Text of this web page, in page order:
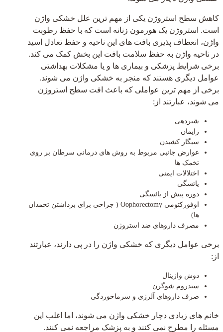
کاهش سطح استروژن یکی از مهم ترین علل خشکی واژن
است. استروژن یک هورمون زنانه است که با حفظ رطوبت
واژن، انعطاف پذیری بافت های این ناحیه و حفظ تعادل اسید
در ناحیه واژن به حفظ سلامت بافت این بخش کمک می کند.
برخی شرایط پزشکی و بیماری ها و یا مشکلات بهداشتی
عوامل دیگری هستند که منجر به خشکی واژن می شوند.
برخی از مهم ترین عواملی که باعث افت سطح استروژن
می شوند، عبارتند از:
شیردهی
زایمان
سیگار کشیدن
عوارض جانبی مربوط به روش های درمانی سرطان بر روی
تخمک ها
اختلالات ایمنی
یائسگی
دوره پیش از یائسگی
اوفورکتومی Oophorectomy ( جراحی برای برداشتن تخمدان
ها)
مصرف داروهای ضد استروژن
برخی عوامل دیگری که خشکی واژن را در پی دارند، عبارتند
از:
دوش واژینال
سندروم شوگرن
صرف داروهای آلرژی و سرماخوردگی
خانم های زیادی دچار خشکی واژن می شوند، اما اغلب این
مسئله را مطرح نمی کنند و به پزشک مراجعه نمی کنند.